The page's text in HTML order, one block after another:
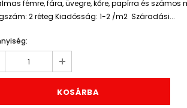
fémre, fára, üvegre, kőre, papírra és
2 réteg Kiadósság: 1-2 /m2 Száradási...